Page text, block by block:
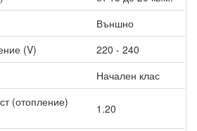
кратък период - първоначално
на охлаждане, което позволява
да премахва натрупания прах и
на отопление, а накрая
за да изсуши вътрешността на
предпазва от образуването на
до 90% стерилизация.
на Инверторен климатик AUX
C1 Q-Plus, 9000 BTU, Клас A++
Външно
(V)
220 - 240
Начален клас
(отопление)
1.20